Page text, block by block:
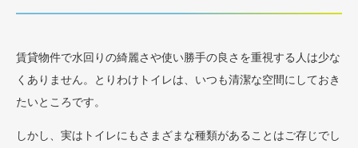
賃貸物件で水回りの綺麗さや使い勝手の良さを重視する人は少な
くありません。とりわけトイレは、いつも清潔な空間にしておき
たいところです。
しかし、実はトイレにもさまざまな種類があることはご存じでし